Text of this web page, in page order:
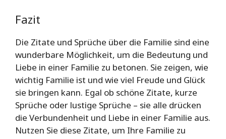
Fazit
Die Zitate und Sprüche über die Familie sind eine
wunderbare Möglichkeit, um die Bedeutung und
Liebe in einer Familie zu betonen. Sie zeigen, wie
wichtig Familie ist und wie viel Freude und Glück
sie bringen kann. Egal ob schöne Zitate, kurze
Sprüche oder lustige Sprüche – sie alle drücken
die Verbundenheit und Liebe in einer Familie aus.
Nutzen Sie diese Zitate, um Ihre Familie zu